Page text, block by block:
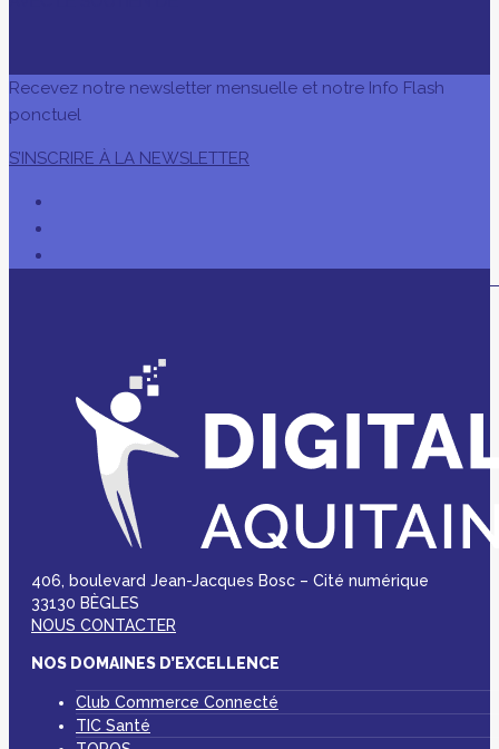
Recevez notre newsletter mensuelle et notre Info Flash
ponctuel
S’INSCRIRE À LA NEWSLETTER
406, boulevard Jean-Jacques Bosc – Cité numérique
33130 BÈGLES
NOUS CONTACTER
NOS DOMAINES D’EXCELLENCE
Club Commerce Connecté
TIC Santé